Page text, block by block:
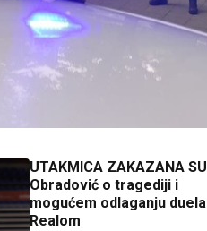
UTAKMICA ZAKAZANA
Obradović o tragediji i
mogućem odlaganju
Realom